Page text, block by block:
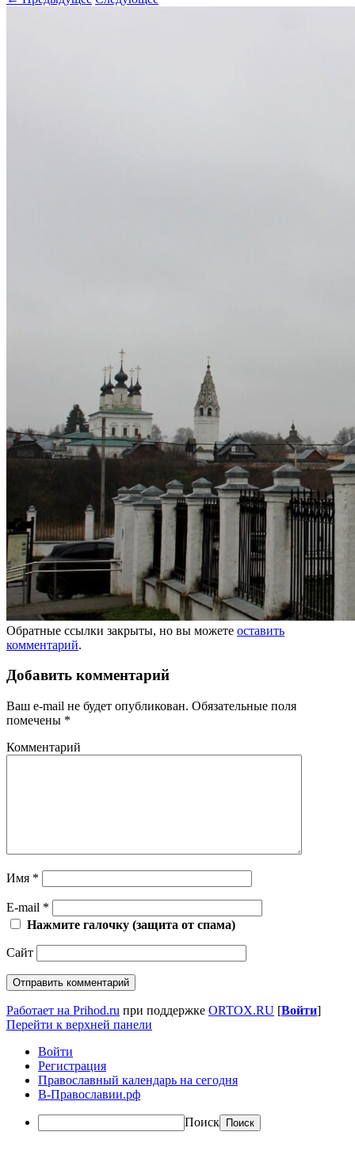
Обратные ссылки закрыты, но вы можете оставить
комментарий.
Добавить комментарий
Ваш e-mail не будет опубликован. Обязательные поля
помечены *
Комментарий
Имя *
E-mail *
Нажмите галочку (защита от спама)
Сайт
Работает на Prihod.ru при поддержке ORTOX.RU [Войти]
Перейти к верхней панели
Войти
Регистрация
Православный календарь на сегодня
В-Православии.рф
Поиск